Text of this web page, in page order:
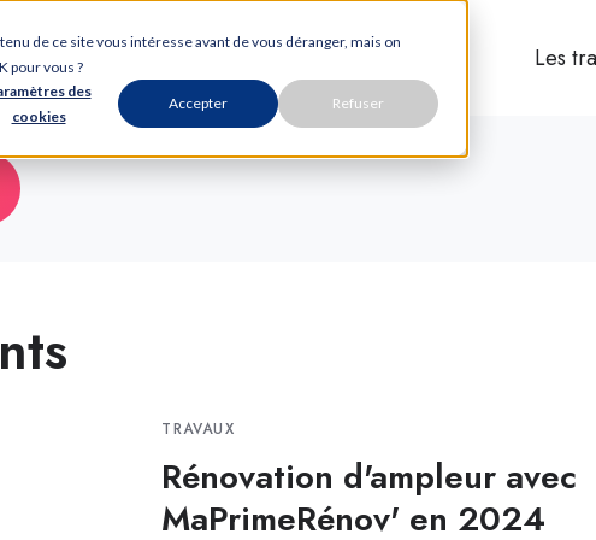
de ce site vous intéresse avant de vous déranger, mais on
pour vous ?
des
cookies
Accepter Refuser
Les
TRAVAUX
Rénovation d'ampleur avec
MaPrimeRénov' en 2024